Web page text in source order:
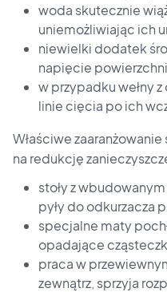
woda skutecznie
uniemożliwiając ich
niewielki dodatek
napięcie
w przypadku wełny
linie cięcia po ich
Właściwe
na redukcję
stoły z
pyły do odkurzacza
specjalne maty
opadające
praca w
zewnątrz, sprzyja